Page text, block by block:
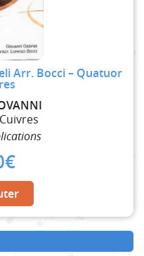
Arr. Bocci – Quatuor
€